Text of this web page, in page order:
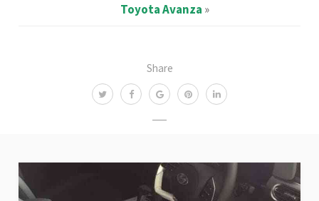
Share
Toyota Avanza »